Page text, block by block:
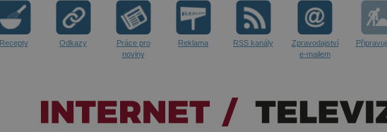
Recepty Odkazy
Práce pro
noviny
Reklama RSS kanály
Zpravodajství
e-mailem